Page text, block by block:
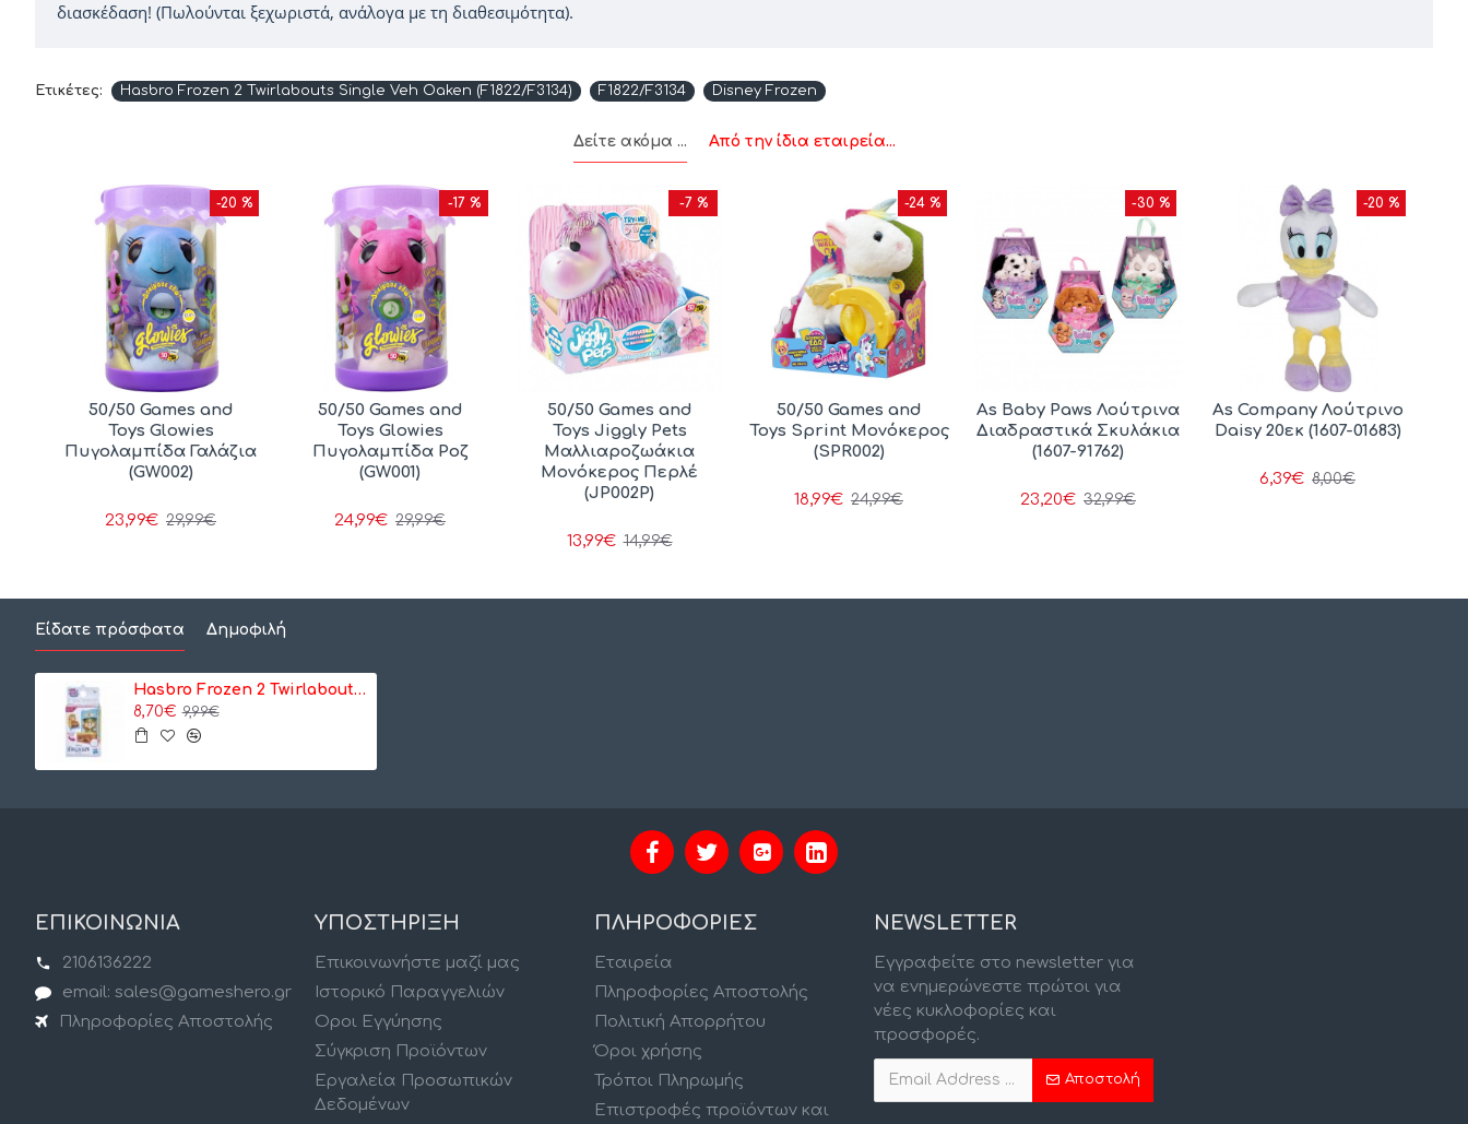
διασκέδαση! (Πωλούνται ξεχωριστά, ανάλογα με τη διαθεσιμότητα).
Ετικέτες: Hasbro Frozen 2 Twirlabouts Single Veh Oaken (F1822/F3134) F1822/F3134 Disney Frozen
Δείτε ακόμα ... Από την ίδια εταιρεία...
-20 %
50/50 Games and
Toys Glowies
Πυγολαμπίδα Γαλάζια
(GW002)
23,99€ 29,99€
-17 %
50/50 Games and
Toys Glowies
Πυγολαμπίδα Ροζ
(GW001)
24,99€ 29,99€
-7 %
50/50 Games and
Toys Jiggly Pets
Μαλλιαροζωάκια
Μονόκερος Περλέ
(JP002P)
13,99€ 14,99€
-24 %
50/50 Games and
Toys Sprint Μονόκερος
(SPR002)
18,99€ 24,99€
-30 %
As Baby Paws Λούτρινα
Διαδραστικά Σκυλάκια
(1607-91762)
23,20€ 32,99€
-20 %
As Company Λούτρινο
Daisy 20εκ (1607-01683)
6,39€ 8,00€
Είδατε πρόσφατα Δημοφιλή
Hasbro Frozen 2 Twirlabouts Single Veh Oaken (F1822/F3134)
8,70€ 9,99€
ΕΠΙΚΟΙΝΩΝΙΑ
2106136222
email: sales@gameshero.gr
Πληροφορίες Αποστολής
ΥΠΟΣΤΗΡΙΞΗ
Επικοινωνήστε μαζί μας
Ιστορικό Παραγγελιών
Οροι Εγγύησης
Σύγκριση Προϊόντων
Εργαλεία Προσωπικών
Δεδομένων
ΠΛΗΡΟΦΟΡΙΕΣ
Εταιρεία
Πληροφορίες Αποστολής
Πολιτική Απορρήτου
Όροι χρήσης
Τρόποι Πληρωμής
Επιστροφές προϊόντων και
NEWSLETTER
Εγγραφείτε στο newsletter για
να ενημερώνεστε πρώτοι για
νέες κυκλοφορίες και
προσφορές.
Αποστολή